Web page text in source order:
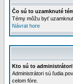
Čo sú to uzamknuté
Témy môžu byť
Návrat hore
Kto sú to
Administrátori sú ľudia
celom fóre.